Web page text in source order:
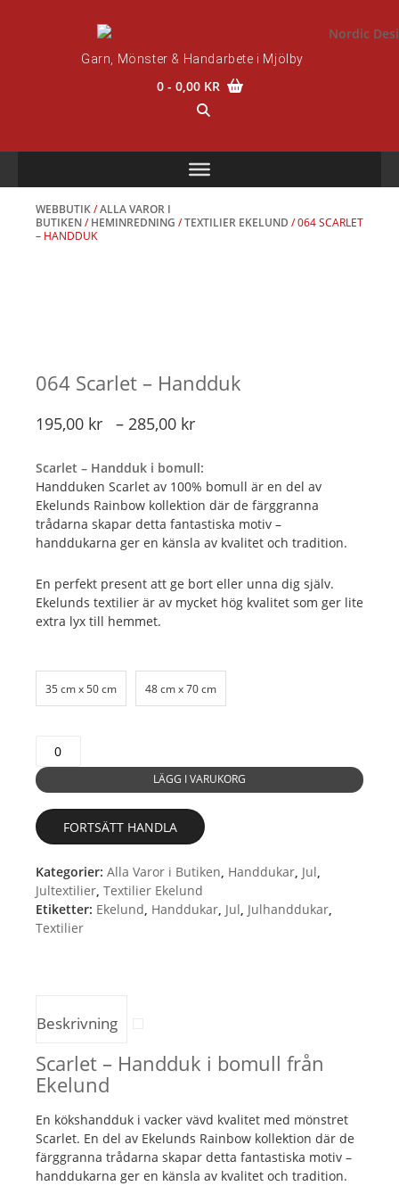
Garn, Mönster & Handarbete i Mjölby
0- 0,00 KR
WEBBUTIK/ALLA VAROR I
BUTIKEN/HEMINREDNING /TEXTILIER EKELUND / 064 SCARLET
– HANDDUK
064 Scarlet – Handduk
195,00 kr – 285,00 kr
285,00 kr
Scarlet – Handduk i bomull:
Handduken Scarlet av 100% bomull är en del av
Ekelunds Rainbow kollektion där de färggranna
trådarna skapar detta fantastiska motiv –
handdukarna ger en känsla av kvalitet och tradition.
En perfekt present att ge bort eller unna dig själv.
Ekelunds textilier är av mycket hög kvalitet som ger lite
extra lyx till hemmet.
35 cm x 50 cm 48 cm x 70 cm
Scarlet
Handduk
mängd LÄGG I VARUKORG
FORTSÄTT HANDLA
Kategorier: Alla Varor i Butiken Handdukar Jul
Jultextilier Textilier Ekelund
Etiketter: Ekelund Handdukar Jul Julhanddukar
Textilier
Beskrivning
Scarlet – Handduk i bomull från
Ekelund
En kökshandduk i vacker vävd kvalitet med mönstret
Scarlet. En del av Ekelunds Rainbow kollektion där de
färggranna trådarna skapar detta fantastiska motiv –
handdukarna ger en känsla av kvalitet och tradition.